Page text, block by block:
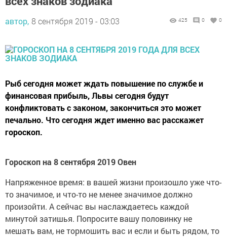
автор, 8 сентября 2019 - 03:03 425 0 0
Рыб сегодня может ждать повышение по службе и
финансовая прибыль, Львы сегодня будут
конфликтовать с законом, закончиться это может
печально. Что сегодня ждет именно вас расскажет
гороскоп.
Гороскоп на 8 сентября 2019 Овен
Напряженное время: в вашей жизни произошло уже что-
то значимое, и что-то не менее значимое должно
произойти. А сейчас вы наслаждаетесь каждой
минутой затишья. Попросите вашу половинку не
мешать вам, не тормошить вас и если и быть рядом, то